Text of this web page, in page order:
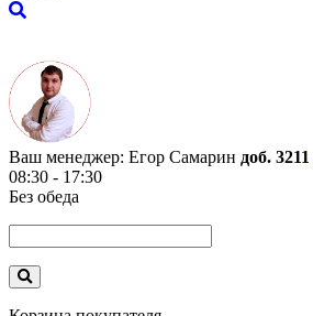
Ваш менеджер: Егор Самарин доб. 3211
08:30 - 17:30
Без обеда